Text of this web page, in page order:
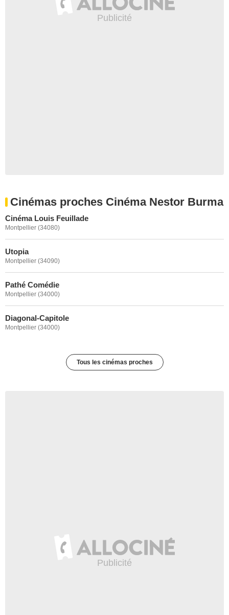
Cinémas proches Cinéma Nestor Burma
Cinéma Louis Feuillade
Montpellier (34080)
Utopia
Montpellier (34090)
Pathé Comédie
Montpellier (34000)
Diagonal-Capitole
Montpellier (34000)
Tous les cinémas proches